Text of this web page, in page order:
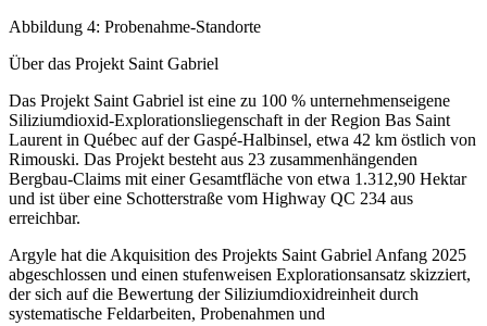
Abbildung 4: Probenahme-Standorte
Über das Projekt Saint Gabriel
Das Projekt Saint Gabriel ist eine zu 100 % unternehmenseigene
Siliziumdioxid-Explorationsliegenschaft in der Region Bas Saint
Laurent in Québec auf der Gaspé-Halbinsel, etwa 42 km östlich von
Rimouski. Das Projekt besteht aus 23 zusammenhängenden
Bergbau-Claims mit einer Gesamtfläche von etwa 1.312,90 Hektar
und ist über eine Schotterstraße vom Highway QC 234 aus
erreichbar.
Argyle hat die Akquisition des Projekts Saint Gabriel Anfang 2025
abgeschlossen und einen stufenweisen Explorationsansatz skizziert,
der sich auf die Bewertung der Siliziumdioxidreinheit durch
systematische Feldarbeiten, Probenahmen und